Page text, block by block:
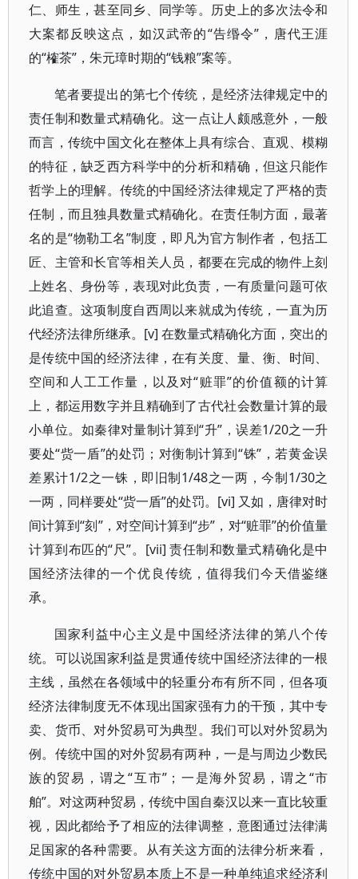
仁、师生，甚至同乡、同学等。历史上的多次法令和
大案都反映这点，如汉武帝的“告缗令”，唐代王涯
的“榷茶”，朱元璋时期的“钱粮”案等。
笔者要提出的第七个传统，是经济法律规定中的
责任制和数量式精确化。这一点让人颇感意外，一般
而言，传统中国文化在整体上具有综合、直观、模糊
的特征，缺乏西方科学中的分析和精确，但这只能作
哲学上的理解。传统的中国经济法律规定了严格的责
任制，而且独具数量式精确化。在责任制方面，最著
名的是“物勒工名”制度，即凡为官方制作者，包括工
匠、主管和长官等相关人员，都要在完成的物件上刻
上姓名、身份等，表现对此负责，一有质量问题可依
此追查。这项制度自西周以来就成为传统，一直为历
代经济法律所继承。[v] 在数量式精确化方面，突出的
是传统中国的经济法律，在有关度、量、衡、时间、
空间和人工工作量，以及对“赃罪”的价值额的计算
上，都运用数字并且精确到了古代社会数量计算的最
小单位。如秦律对量制计算到“升”，误差1/20之一升
要处“赀一盾”的处罚；对衡制计算到“铢”，若黄金误
差累计1/2之一铢，即旧制1/48之一两，今制1/30之
一两，同样要处“赀一盾”的处罚。[vi] 又如，唐律对时
间计算到“刻”，对空间计算到“步”，对“赃罪”的价值量
计算到布匹的“尺”。[vii] 责任制和数量式精确化是中
国经济法律的一个优良传统，值得我们今天借鉴继
承。
国家利益中心主义是中国经济法律的第八个传
统。可以说国家利益是贯通传统中国经济法律的一根
主线，虽然在各领域中的轻重分布有所不同，但各项
经济法律制度无不体现出国家强有力的干预，其中专
卖、货币、对外贸易可为典型。我们可以对外贸易为
例。传统中国的对外贸易有两种，一是与周边少数民
族的贸易，谓之“互市”；一是海外贸易，谓之“市
舶”。对这两种贸易，传统中国自秦汉以来一直比较重
视，因此都给予了相应的法律调整，意图通过法律满
足国家的各种需要。从有关这方面的法律分析来看，
传统中国的对外贸易本质上不是一种单纯追求经济利